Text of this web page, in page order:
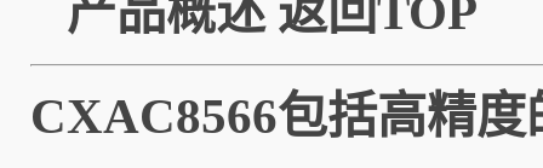
产品概述 返回TOP
CXAC8566包括高精